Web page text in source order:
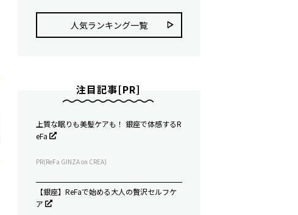
人気ランキング⼀覧
注目記事[PR]
上質な眠りも美髪ケアも！ 銀座で体感するR
eFa
PR(ReFa GINZA on CREA)
【銀座】ReFaで始める大人の贅沢セルフケ
ア